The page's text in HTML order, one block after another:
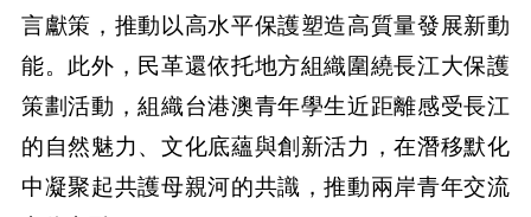
言獻策，推動以高水平保護塑造高質量發展新動
能。此外，民革還依托地方組織圍繞長江大保護
策劃活動，組織台港澳青年學生近距離感受長江
的自然魅力、文化底蘊與創新活力，在潛移默化
中凝聚起共護母親河的共識，推動兩岸青年交流